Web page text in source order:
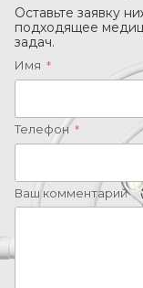
Оставьте заявку
подходящее
задач.
Имя *
Телефон *
Ваш комментарий